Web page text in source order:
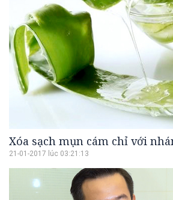
Xóa sạch mụn cám chỉ với
21-01-2017 lúc 03:21:13